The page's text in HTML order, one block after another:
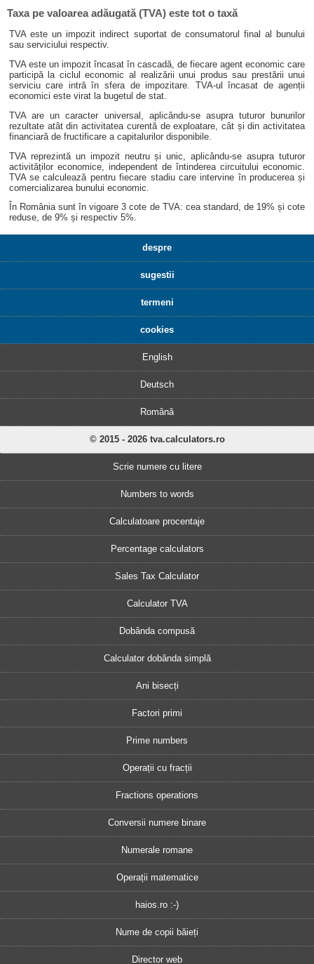
Taxa pe valoarea adăugată (TVA) este tot o taxă
TVA este un impozit indirect suportat de consumatorul final al bunului
sau serviciului respectiv.
TVA este un impozit încasat în cascadă, de fiecare agent economic care
participă la ciclul economic al realizării unui produs sau prestării unui
serviciu care intră în sfera de impozitare. TVA-ul încasat de agenții
economici este virat la bugetul de stat.
TVA are un caracter universal, aplicându-se asupra tuturor bunurilor
rezultate atât din activitatea curentă de exploatare, cât și din activitatea
financiară de fructificare a capitalurilor disponibile.
TVA reprezintă un impozit neutru și unic, aplicându-se asupra tuturor
activităților economice, independent de întinderea circuitului economic.
TVA se calculează pentru fiecare stadiu care intervine în producerea și
comercializarea bunului economic.
În România sunt în vigoare 3 cote de TVA: cea standard, de 19% și cote
reduse, de 9% și respectiv 5%.
despre
sugestii
termeni
cookies
English
Deutsch
Română
© 2015 - 2026 tva.calculators.ro
Scrie numere cu litere
Numbers to words
Calculatoare procentaje
Percentage calculators
Sales Tax Calculator
Calculator TVA
Dobânda compusă
Calculator dobânda simplă
Ani bisecți
Factori primi
Prime numbers
Operații cu fracții
Fractions operations
Conversii numere binare
Numerale romane
Operații matematice
haios.ro :-)
Nume de copii băieți
Director web